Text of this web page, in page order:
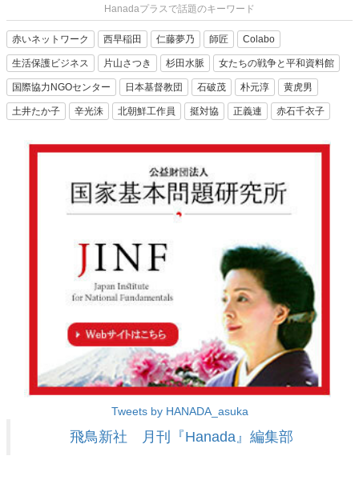
Hanadaプラスで話題のキーワード
赤いネットワーク 西早稲田 仁藤夢乃 師匠 Colabo
生活保護ビジネス 片山さつき 杉田水脈 女たちの戦争と平和資料館
国際協力NGOセンター 日本基督教団 石破茂 朴元淳 黄虎男
土井たか子 辛光洙 北朝鮮工作員 挺対協 正義連 赤石千衣子
Tweets by HANADA_asuka
飛鳥新社 月刊『Hanada』編集部